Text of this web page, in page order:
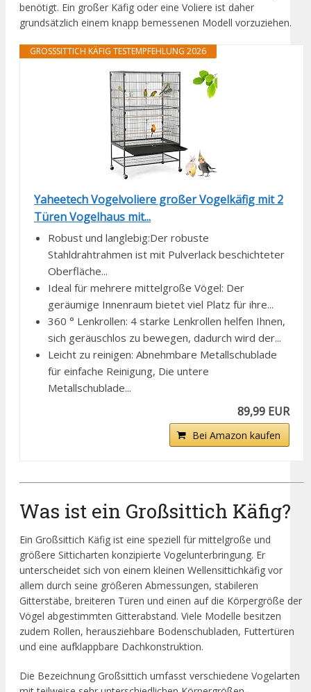
benötigt. Ein großer Käfig oder eine Voliere ist daher
grundsätzlich einem knapp bemessenen Modell vorzuziehen.
GROSSSITTICH KÄFIG TESTEMPFEHLUNG 2026
Yaheetech Vogelvoliere großer Vogelkäfig mit 2
Türen Vogelhaus mit...
Robust und langlebig:Der robuste
Stahldrahtrahmen ist mit Pulverlack beschichteter
Oberfläche...
Ideal für mehrere mittelgroße Vögel: Der
geräumige Innenraum bietet viel Platz für ihre...
360 ° Lenkrollen: 4 starke Lenkrollen helfen Ihnen,
sich geräuschlos zu bewegen, dadurch wird der...
Leicht zu reinigen: Abnehmbare Metallschublade
für einfache Reinigung, Die untere
Metallschublade...
89,99 EUR
Bei Amazon kaufen
Was ist ein Großsittich Käfig?
Ein Großsittich Käfig ist eine speziell für mittelgroße und
größere Sitticharten konzipierte Vogelunterbringung. Er
unterscheidet sich von einem kleinen Wellensittichkäfig vor
allem durch seine größeren Abmessungen, stabileren
Gitterstäbe, breiteren Türen und einen auf die Körpergröße der
Vögel abgestimmten Gitterabstand. Viele Modelle besitzen
zudem Rollen, herausziehbare Bodenschubladen, Futtertüren
und eine aufklappbare Dachkonstruktion.
Die Bezeichnung Großsittich umfasst verschiedene Vogelarten